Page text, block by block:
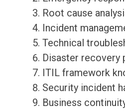
Root cause
Incident
Technical
Disaster recovery
ITIL framework
Security incident
Business